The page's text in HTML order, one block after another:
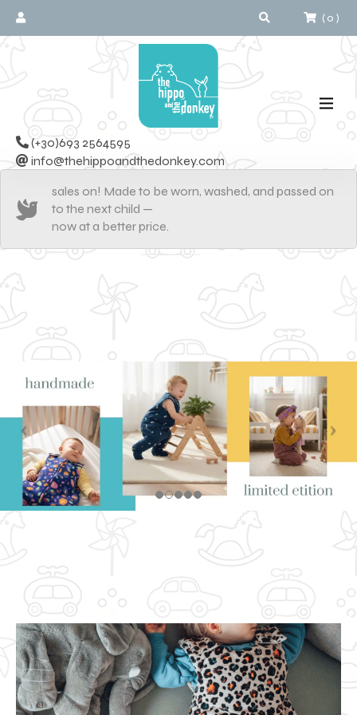
(0 )
(+30)693 2564595
info@thehippoandthedonkey.com
sales on! Made to be worn, washed, and passed on
to the next child —
now at a better price.